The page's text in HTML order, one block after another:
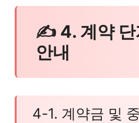
✍ 4. 계약 단
안내
4-1. 계약금 및